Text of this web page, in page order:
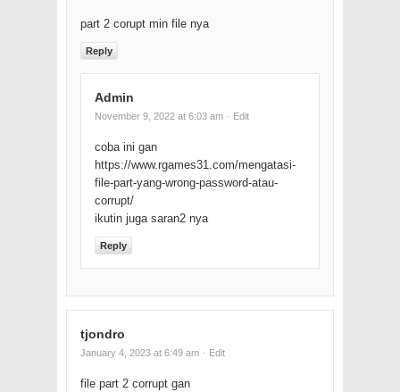
part 2 corupt min file nya
Reply
Admin
November 9, 2022 at 6:03 am · Edit
coba ini gan
https://www.rgames31.com/mengatasi-
file-part-yang-wrong-password-atau-
corrupt/
ikutin juga saran2 nya
Reply
tjondro
January 4, 2023 at 6:49 am · Edit
file part 2 corrupt gan